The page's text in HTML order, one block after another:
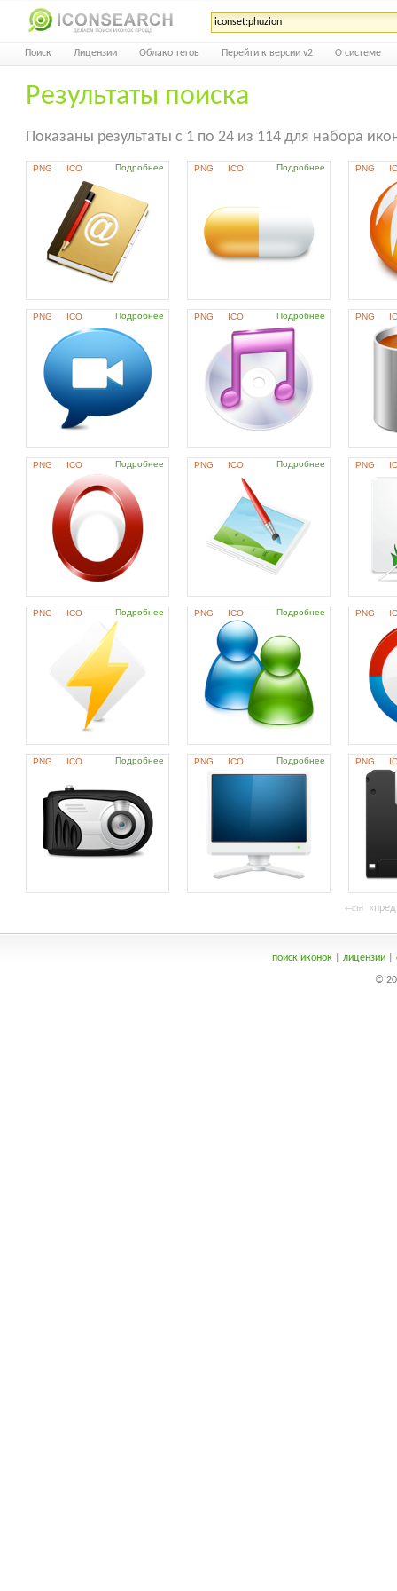
Поиск Лицензии Облако тегов Перейти к версии v2 О системе
Результаты поиска
Показаны результаты с 1 по 24 из 114 для набора
PNG ICO Подробнее PNG ICO Подробнее PNG
PNG ICO Подробнее PNG ICO Подробнее PNG
PNG ICO Подробнее PNG ICO Подробнее PNG
PNG ICO Подробнее PNG ICO Подробнее PNG
PNG ICO Подробнее PNG ICO Подробнее PNG
←Ctrl
поиск иконок| лицензии|
©